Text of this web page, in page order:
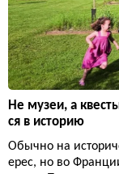
Не музеи, а
ся в историю
Обычно на
ерес, но во